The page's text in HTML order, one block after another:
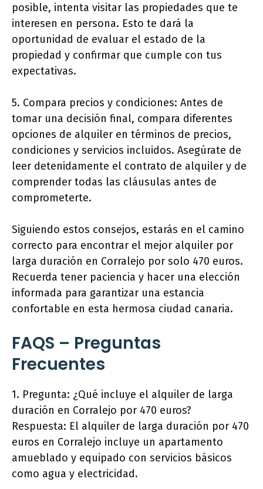
posible, intenta visitar las propiedades que te
interesen en persona. Esto te dará la
oportunidad de evaluar el estado de la
propiedad y confirmar que cumple con tus
expectativas.
5. Compara precios y condiciones: Antes de
tomar una decisión final, compara diferentes
opciones de alquiler en términos de precios,
condiciones y servicios incluidos. Asegúrate de
leer detenidamente el contrato de alquiler y de
comprender todas las cláusulas antes de
comprometerte.
Siguiendo estos consejos, estarás en el camino
correcto para encontrar el mejor alquiler por
larga duración en Corralejo por solo 470 euros.
Recuerda tener paciencia y hacer una elección
informada para garantizar una estancia
confortable en esta hermosa ciudad canaria.
FAQS – Preguntas
Frecuentes
1. Pregunta: ¿Qué incluye el alquiler de larga
duración en Corralejo por 470 euros?
Respuesta: El alquiler de larga duración por 470
euros en Corralejo incluye un apartamento
amueblado y equipado con servicios básicos
como agua y electricidad.